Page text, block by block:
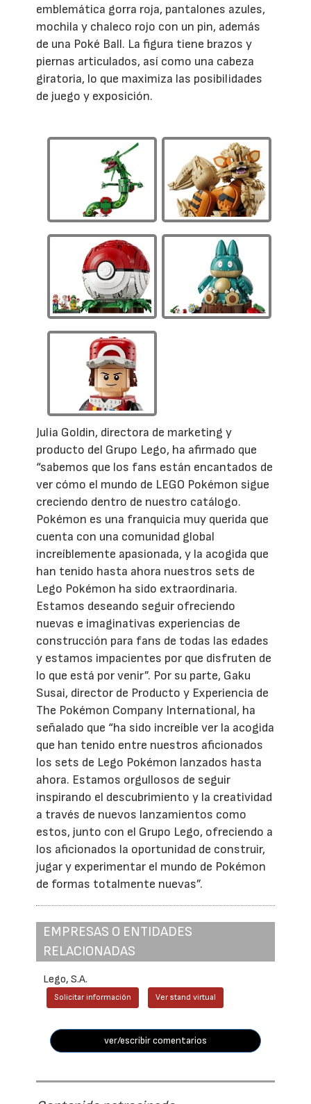
emblemática gorra roja, pantalones azules,
mochila y chaleco rojo con un pin, además
de una Poké Ball. La figura tiene brazos y
piernas articulados, así como una cabeza
giratoria, lo que maximiza las posibilidades
de juego y exposición.
Julia Goldin, directora de marketing y
producto del Grupo Lego, ha afirmado que
“sabemos que los fans están encantados de
ver cómo el mundo de LEGO Pokémon sigue
creciendo dentro de nuestro catálogo.
Pokémon es una franquicia muy querida que
cuenta con una comunidad global
increíblemente apasionada, y la acogida que
han tenido hasta ahora nuestros sets de
Lego Pokémon ha sido extraordinaria.
Estamos deseando seguir ofreciendo
nuevas e imaginativas experiencias de
construcción para fans de todas las edades
y estamos impacientes por que disfruten de
lo que está por venir”. Por su parte, Gaku
Susai, director de Producto y Experiencia de
The Pokémon Company International, ha
señalado que “ha sido increíble ver la acogida
que han tenido entre nuestros aficionados
los sets de Lego Pokémon lanzados hasta
ahora. Estamos orgullosos de seguir
inspirando el descubrimiento y la creatividad
a través de nuevos lanzamientos como
estos, junto con el Grupo Lego, ofreciendo a
los aficionados la oportunidad de construir,
jugar y experimentar el mundo de Pokémon
de formas totalmente nuevas”.
EMPRESAS O ENTIDADES
RELACIONADAS
Lego, S.A.
Solicitar información Ver stand virtual
ver/escribir comentarios